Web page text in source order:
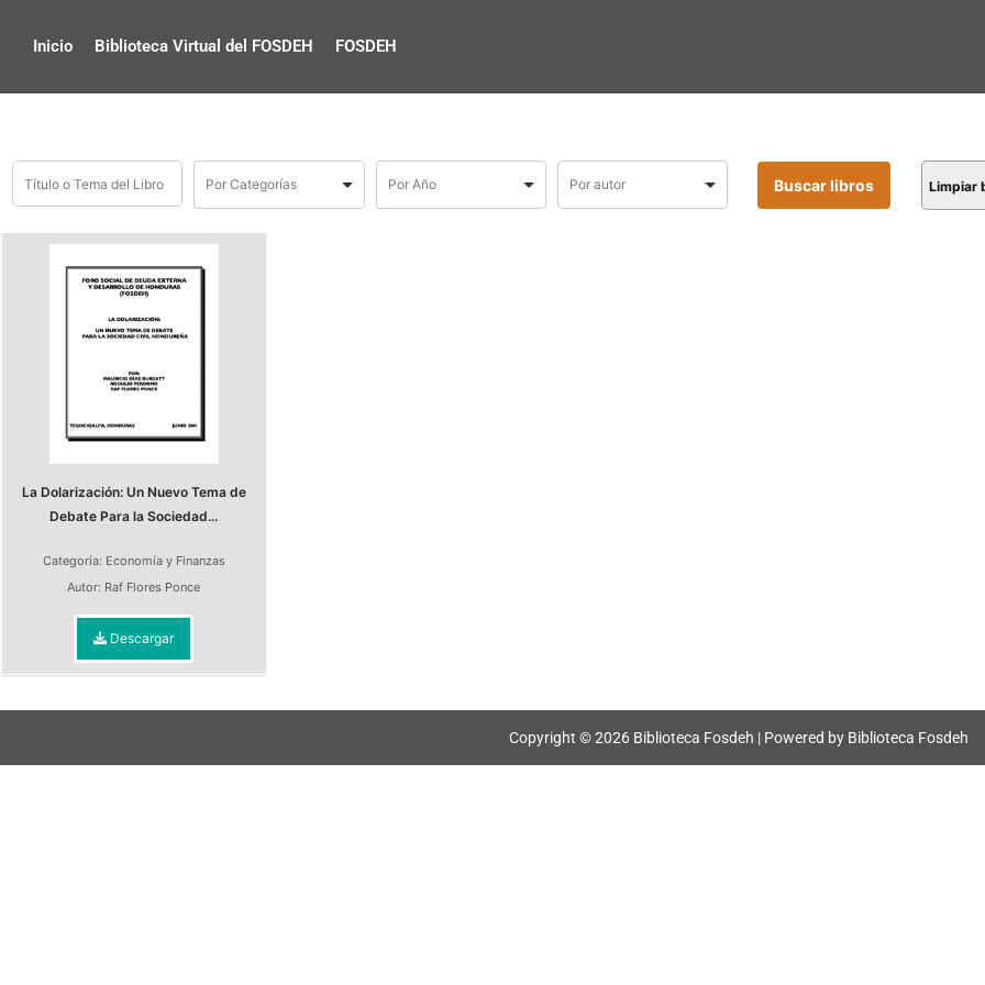
Inicio Biblioteca Virtual del FOSDEH FOSDEH
Limpiar
La Dolarización: Un Nuevo Tema de
Debate Para la Sociedad...
Categoría: Economía y Finanzas
Autor: Raf Flores Ponce
Descargar
Copyright © 2026 Biblioteca Fosdeh | Powered by Biblioteca Fosdeh